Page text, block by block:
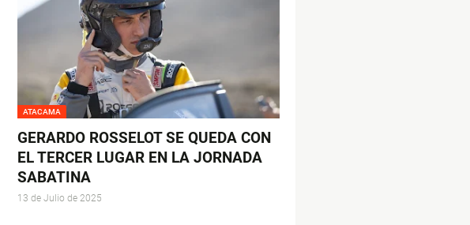
ATACAMA
GERARDO ROSSELOT SE QUEDA CON
EL TERCER LUGAR EN LA JORNADA
SABATINA
13 de Julio de 2025